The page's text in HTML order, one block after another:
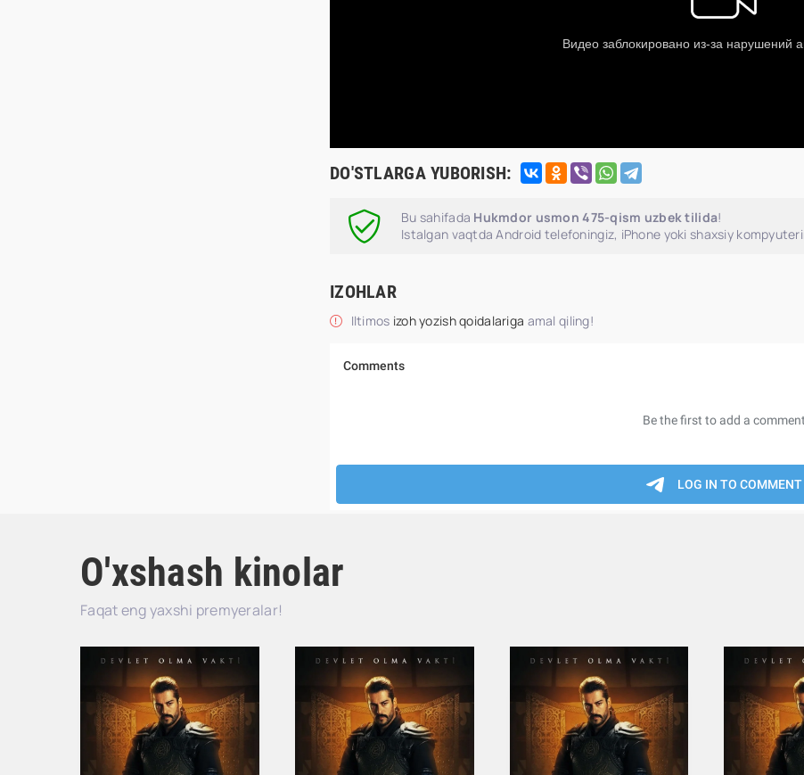
DO'STLARGA YUBORISH:
Bu sahifada Hukmdor usmon 475-qism uzbek tilida!
Istalgan vaqtda Android telefoningiz, iPhone yoki shaxsiy
IZOHLAR
Iltimos izoh yozish qoidalariga amal qiling!
O'xshash kinolar
Faqat eng yaxshi premyeralar!